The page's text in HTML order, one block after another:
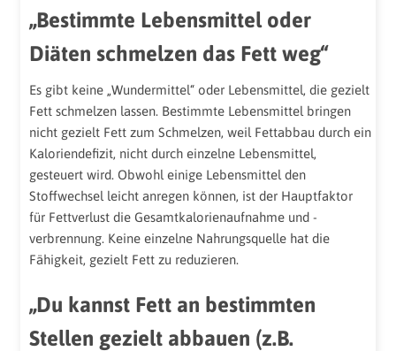
„Bestimmte Lebensmittel oder
Diäten schmelzen das Fett weg“
Es gibt keine „Wundermittel“ oder Lebensmittel, die gezielt
Fett schmelzen lassen. Bestimmte Lebensmittel bringen
nicht gezielt Fett zum Schmelzen, weil Fettabbau durch ein
Kaloriendefizit, nicht durch einzelne Lebensmittel,
gesteuert wird. Obwohl einige Lebensmittel den
Stoffwechsel leicht anregen können, ist der Hauptfaktor
für Fettverlust die Gesamtkalorienaufnahme und -
verbrennung. Keine einzelne Nahrungsquelle hat die
Fähigkeit, gezielt Fett zu reduzieren.
„Du kannst Fett an bestimmten
Stellen gezielt abbauen (z.B.